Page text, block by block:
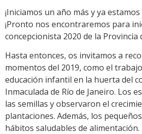
¡Iniciamos un año más y ya
¡Pronto nos encontraremos para
concepcionista 2020 de la Provincia
Hasta entonces, os invitamos a
momentos del 2019, como el
educación infantil en la huerta del
Inmaculada de Río de Janeiro. Los
las semillas y observaron el
plantaciones. Además, los
hábitos saludables de alimentación.